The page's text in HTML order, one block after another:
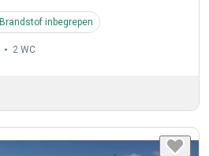
Brandstof inbegrepen
2 WC